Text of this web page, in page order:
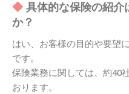
具体的な保険の紹介
か？
はい、お客様の目的や要望
です。
保険業務に関しては、約40
おります。